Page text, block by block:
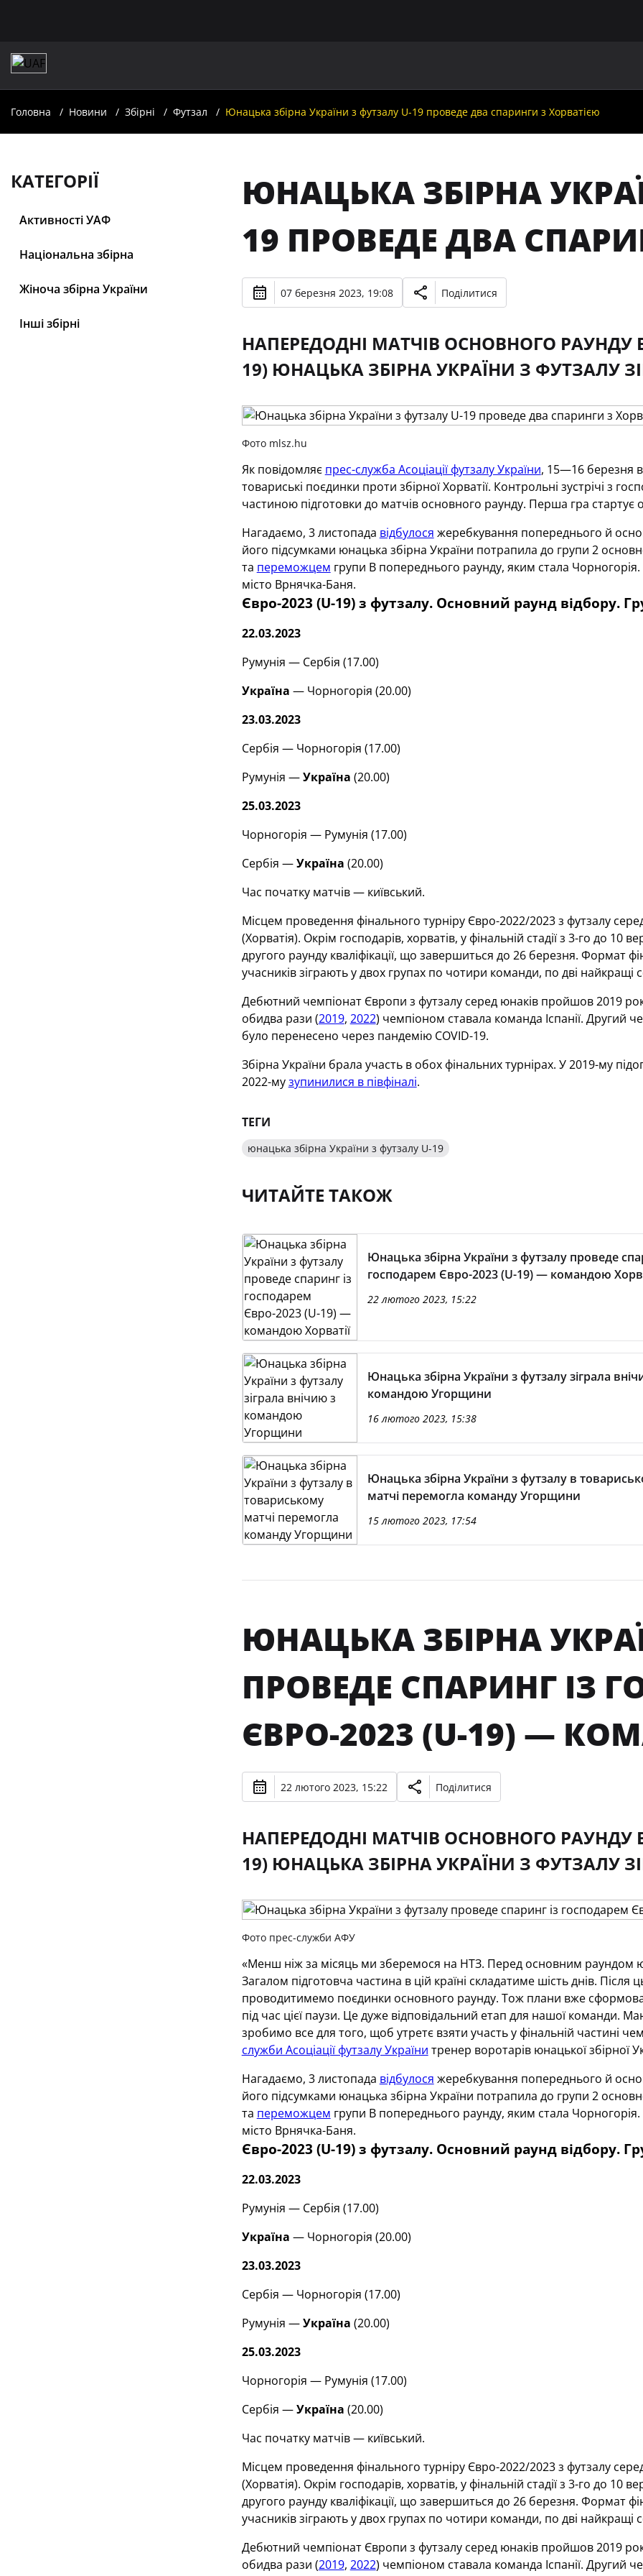
Головна Новини Збірні Футзал Юнацька збірна України з футзалу U-19 проведе два спаринги з Хорватією
КАТЕГОРІЇ
Активності УАФ
Національна збірна
Жіноча збірна України
Інші збірні
ЮНАЦЬКА ЗБІРНА
19 ПРОВЕДЕ ДВА
07 березня 2023, 19:08 Поділитися
НАПЕРЕДОДНІ МАТЧІВ ОСНОВНОГО РАУНДУ
19) ЮНАЦЬКА ЗБІРНА УКРАЇНИ З ФУТЗАЛУ
Фото mlsz.hu
Як повідомляє прес-служба Асоціації футзалу України, 15—16 березня в
товариські поєдинки проти збірної Хорватії. Контрольні зустрічі з
частиною підготовки до матчів основного раунду. Перша гра стартує
Нагадаємо, 3 листопада відбулося жеребкування попереднього й
його підсумками юнацька збірна України потрапила до групи 2
та переможцем групи В попереднього раунду, яким стала
місто Врнячка-Баня.
Євро-2023 (U-19) з футзалу. Основний раунд відбору.
22.03.2023
Румунія — Сербія (17.00)
Україна — Чорногорія (20.00)
23.03.2023
Сербія — Чорногорія (17.00)
Румунія —Україна (20.00)
25.03.2023
Чорногорія — Румунія (17.00)
Сербія —Україна (20.00)
Час початку матчів — київський.
Місцем проведення фінального турніру Євро-2022/2023 з футзалу
(Хорватія). Окрім господарів, хорватів, у фінальній стадії з 3-го до 10
другого раунду кваліфікації, що завершиться до 26 березня. Формат
учасників зіграють у двох групах по чотири команди, по дві найкращі
Дебютний чемпіонат Європи з футзалу серед юнаків пройшов 2019
обидва рази (2019, 2022) чемпіоном ставала команда Іспанії. Другий
було перенесено через пандемію COVID-19.
Збірна України брала участь в обох фінальних турнірах. У 2019-му
2022-музупинилися в півфіналі.
ТЕГИ
юнацька збірна України з футзалу U-19
ЧИТАЙТЕ ТАКОЖ
Юнацька збірна України з футзалу проведе
господарем Євро-2023 (U-19) — командою
22 лютого 2023, 15:22
Юнацька збірна України з футзалу зіграла
командою Угорщини
16 лютого 2023, 15:38
Юнацька збірна України з футзалу в
матчі перемогла команду Угорщини
15 лютого 2023, 17:54
ЮНАЦЬКА ЗБІРНА
ПРОВЕДЕ СПАРИНГ ІЗ
ЄВРО-2023 (U-19) —
22 лютого 2023, 15:22 Поділитися
НАПЕРЕДОДНІ МАТЧІВ ОСНОВНОГО РАУНДУ
19) ЮНАЦЬКА ЗБІРНА УКРАЇНИ З ФУТЗАЛУ
Фото прес-служби АФУ
«Менш ніж за місяць ми зберемося на НТЗ. Перед основним раундом
Загалом підготовча частина в цій країні складатиме шість днів. Після
проводитимемо поєдинки основного раунду. Тож плани вже
під час цієї паузи. Це дуже відповідальний етап для нашої команди.
зробимо все для того, щоб утретє взяти участь у фінальній частині
служби Асоціації футзалу України тренер воротарів юнацької збірної
Нагадаємо, 3 листопада відбулося жеребкування попереднього й
його підсумками юнацька збірна України потрапила до групи 2
та переможцем групи В попереднього раунду, яким стала
місто Врнячка-Баня.
Євро-2023 (U-19) з футзалу. Основний раунд відбору.
22.03.2023
Румунія — Сербія (17.00)
Україна — Чорногорія (20.00)
23.03.2023
Сербія — Чорногорія (17.00)
Румунія —Україна (20.00)
25.03.2023
Чорногорія — Румунія (17.00)
Сербія —Україна (20.00)
Час початку матчів — київський.
Місцем проведення фінального турніру Євро-2022/2023 з футзалу
(Хорватія). Окрім господарів, хорватів, у фінальній стадії з 3-го до 10
другого раунду кваліфікації, що завершиться до 26 березня. Формат
учасників зіграють у двох групах по чотири команди, по дві найкращі
Дебютний чемпіонат Європи з футзалу серед юнаків пройшов 2019
обидва рази (2019, 2022) чемпіоном ставала команда Іспанії. Другий